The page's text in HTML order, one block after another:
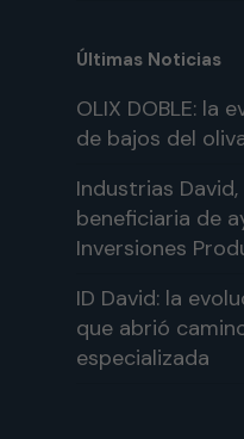
Últimas Noticias
OLIX DOBLE: la
de bajos del
Industrias David,
beneficiaria de
Inversiones
ID David: la
que abrió
especializada